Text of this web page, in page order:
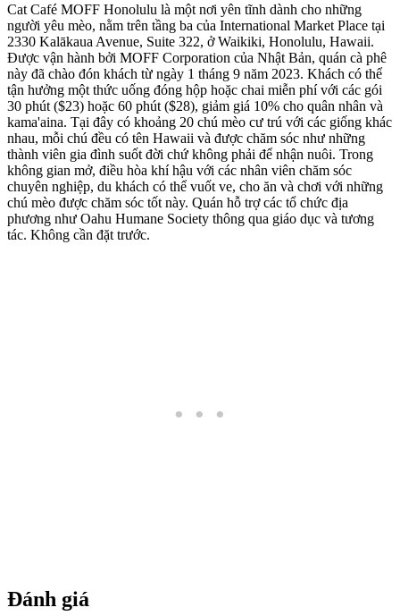
Cat Café MOFF Honolulu là một nơi yên tĩnh dành cho những
người yêu mèo, nằm trên tầng ba của International Market Place tại
2330 Kalākaua Avenue, Suite 322, ở Waikiki, Honolulu, Hawaii.
Được vận hành bởi MOFF Corporation của Nhật Bản, quán cà phê
này đã chào đón khách từ ngày 1 tháng 9 năm 2023. Khách có thể
tận hưởng một thức uống đóng hộp hoặc chai miễn phí với các gói
30 phút ($23) hoặc 60 phút ($28), giảm giá 10% cho quân nhân và
kama'aina. Tại đây có khoảng 20 chú mèo cư trú với các giống khác
nhau, mỗi chú đều có tên Hawaii và được chăm sóc như những
thành viên gia đình suốt đời chứ không phải để nhận nuôi. Trong
không gian mở, điều hòa khí hậu với các nhân viên chăm sóc
chuyên nghiệp, du khách có thể vuốt ve, cho ăn và chơi với những
chú mèo được chăm sóc tốt này. Quán hỗ trợ các tổ chức địa
phương như Oahu Humane Society thông qua giáo dục và tương
tác. Không cần đặt trước.
Đánh giá